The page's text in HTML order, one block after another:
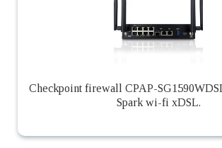
Checkpoint firewall CPAP-
Spark wi-fi xDSL.